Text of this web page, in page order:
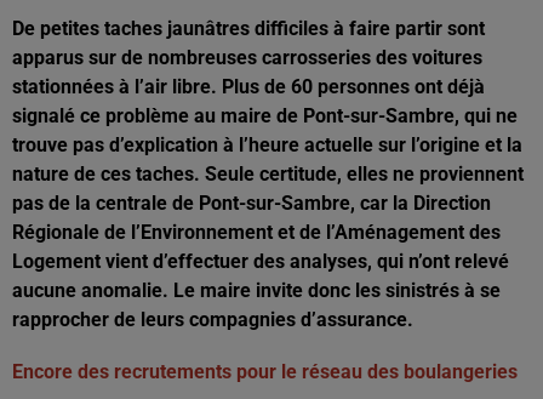
De petites taches jaunâtres difficiles à faire partir sont
apparus sur de nombreuses carrosseries des voitures
stationnées à l’air libre. Plus de 60 personnes ont déjà
signalé ce problème au maire de Pont-sur-Sambre, qui ne
trouve pas d’explication à l’heure actuelle sur l’origine et la
nature de ces taches. Seule certitude, elles ne proviennent
pas de la centrale de Pont-sur-Sambre, car la Direction
Régionale de l’Environnement et de l’Aménagement des
Logement vient d’effectuer des analyses, qui n’ont relevé
aucune anomalie. Le maire invite donc les sinistrés à se
rapprocher de leurs compagnies d’assurance.
Encore des recrutements pour le réseau des boulangeries